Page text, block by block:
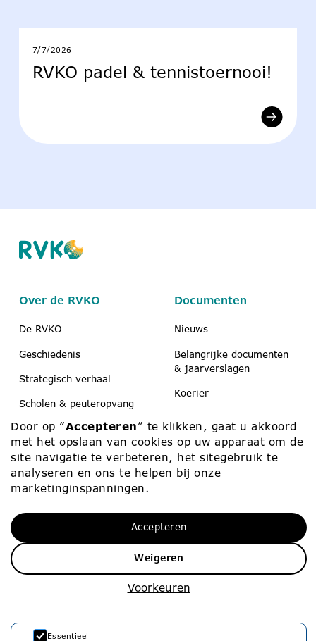
7/7/2026
RVKO padel & tennistoernooi!
Over de RVKO
De RVKO
Geschiedenis
Strategisch verhaal
Scholen & peuteropvang
Contact
Documenten
Nieuws
Belangrijke documenten
& jaarverslagen
Koerier
Werken bij Contact
info@rvko.nl
Adresgegevens
Stationssingel 80
Door op “Accepteren” te klikken, gaat u akkoord
met het opslaan van cookies op uw apparaat om de
site navigatie te verbeteren, het sitegebruik te
analyseren en ons te helpen bij onze
marketinginspanningen.
Voorkeuren
Weigeren
Accepteren
Essentieel